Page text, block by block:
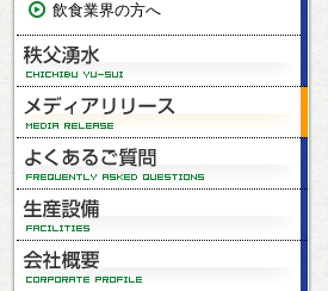
飲食業界の方へ